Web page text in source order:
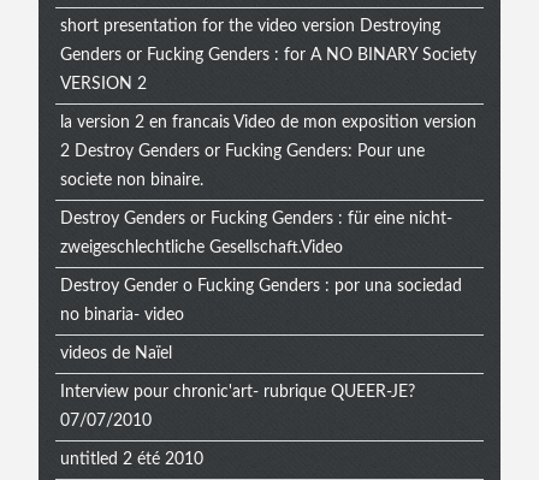
short presentation for the video version Destroying
Genders or Fucking Genders : for A NO BINARY Society
VERSION 2
la version 2 en francais Video de mon exposition version
2 Destroy Genders or Fucking Genders: Pour une
societe non binaire.
Destroy Genders or Fucking Genders : für eine nicht-
zweigeschlechtliche Gesellschaft.Video
Destroy Gender o Fucking Genders : por una sociedad
no binaria- video
videos de Naïel
Interview pour chronic'art- rubrique QUEER-JE?
07/07/2010
untitled 2 été 2010